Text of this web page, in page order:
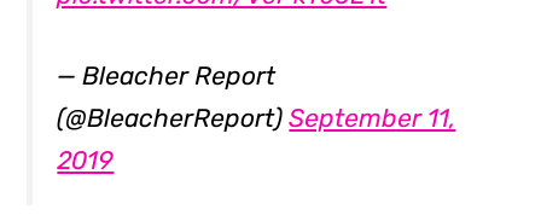
— Bleacher Report
(@BleacherReport)September 11,
2019